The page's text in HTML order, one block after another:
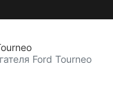
Ford Tourneo